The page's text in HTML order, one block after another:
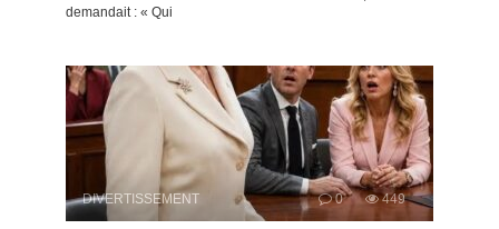
demandait : « Qui
DIVERTISSEMENT 0 449